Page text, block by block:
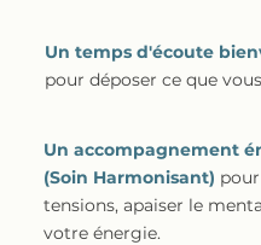
Un temps d'écoute
pour déposer ce que
Un accompagnement
(Soin Harmonisant)
tensions, apaiser le
votre énergie.